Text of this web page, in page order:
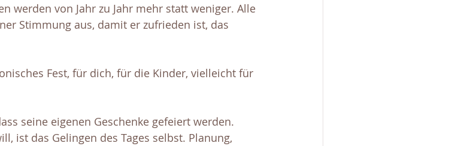
werden von Jahr zu Jahr mehr statt weniger. Alle
Stimmung aus, damit er zufrieden ist, das
Fest, für dich, für die Kinder, vielleicht für
seine eigenen Geschenke gefeiert werden.
ist das Gelingen des Tages selbst. Planung,